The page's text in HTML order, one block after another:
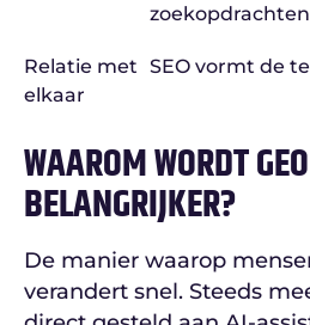
zoekopdrachten
Relatie met
elkaar
SEO vormt de
WAAROM WORDT
BELANGRIJKER?
De manier waarop
verandert snel. Steeds